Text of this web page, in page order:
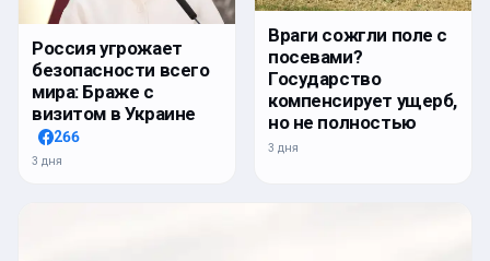
Россия угрожает
безопасности всего
мира: Браже с
визитом в Украине
266
3 дня
Враги сожгли поле с
посевами?
Государство
компенсирует ущерб,
но не полностью
3 дня